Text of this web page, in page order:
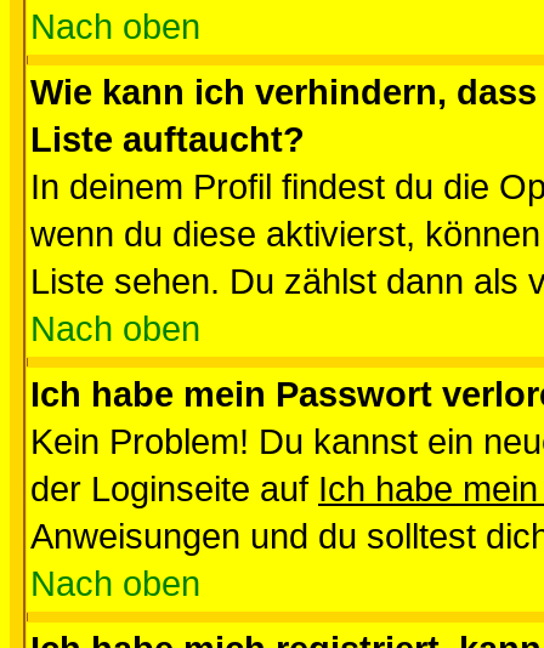
Nach oben
Wie kann ich verhindern,
Liste auftaucht?
In deinem Profil findest du die
wenn du diese aktivierst,
Liste sehen. Du zählst dann als
Nach oben
Ich habe mein Passwort
Kein Problem! Du kannst ein
der Loginseite auf Ich habe
Anweisungen und du solltest
Nach oben